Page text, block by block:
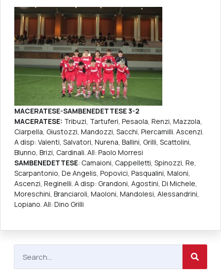
MACERATESE-SAMBENEDETTESE 3-2
MACERATESE: Tribuzi, Tartuferi, Pesaola, Renzi, Mazzola,
Ciarpella, Giustozzi, Mandozzi, Sacchi, Piercamilli. Ascenzi.
A disp: Valenti, Salvatori, Nurena, Ballini, Grilli, Scattolini,
Blunno, Brizi, Cardinali. All: Paolo Morresi
SAMBENEDETTESE: Camaioni, Cappelletti, Spinozzi, Re,
Scarpantonio, De Angelis, Popovici, Pasqualini, Maloni,
Ascenzi, Reginelli. A disp: Grandoni, Agostini, Di Michele,
Moreschini, Branciaroli, Maoloni, Mandolesi, Alessandrini,
Lopiano. All: Dino Grilli